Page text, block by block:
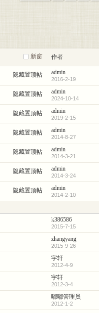
新窗 作者
隐藏置顶帖 admin
2016-2-19
隐藏置顶帖 admin
2024-10-14
隐藏置顶帖 admin
2019-2-15
隐藏置顶帖 admin
2014-8-27
隐藏置顶帖 admin
2014-3-21
隐藏置顶帖 admin
2014-3-24
隐藏置顶帖 admin
2014-2-10
k386586
2015-7-15
zhangyang
2015-9-26
宇轩
2012-4-9
宇轩
2012-3-4
嘟嘟管理员
2012-1-2